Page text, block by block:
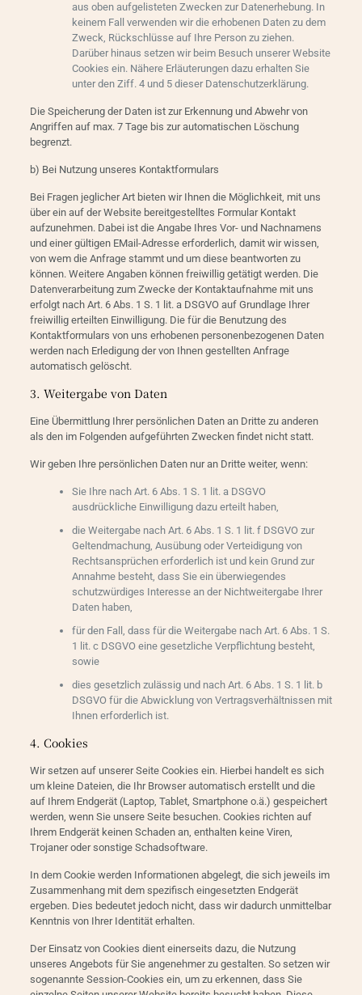
aus oben aufgelisteten Zwecken zur Datenerhebung. In
keinem Fall verwenden wir die erhobenen Daten zu dem
Zweck, Rückschlüsse auf Ihre Person zu ziehen.
Darüber hinaus setzen wir beim Besuch unserer Website
Cookies ein. Nähere Erläuterungen dazu erhalten Sie
unter den Ziff. 4 und 5 dieser Datenschutzerklärung.
Die Speicherung der Daten ist zur Erkennung und Abwehr von
Angriffen auf max. 7 Tage bis zur automatischen Löschung
begrenzt.
b) Bei Nutzung unseres Kontaktformulars
Bei Fragen jeglicher Art bieten wir Ihnen die Möglichkeit, mit uns
über ein auf der Website bereitgestelltes Formular Kontakt
aufzunehmen. Dabei ist die Angabe Ihres Vor- und Nachnamens
und einer gültigen EMail-Adresse erforderlich, damit wir wissen,
von wem die Anfrage stammt und um diese beantworten zu
können. Weitere Angaben können freiwillig getätigt werden. Die
Datenverarbeitung zum Zwecke der Kontaktaufnahme mit uns
erfolgt nach Art. 6 Abs. 1 S. 1 lit. a DSGVO auf Grundlage Ihrer
freiwillig erteilten Einwilligung. Die für die Benutzung des
Kontaktformulars von uns erhobenen personenbezogenen Daten
werden nach Erledigung der von Ihnen gestellten Anfrage
automatisch gelöscht.
3. Weitergabe von Daten
Eine Übermittlung Ihrer persönlichen Daten an Dritte zu anderen
als den im Folgenden aufgeführten Zwecken findet nicht statt.
Wir geben Ihre persönlichen Daten nur an Dritte weiter, wenn:
Sie Ihre nach Art. 6 Abs. 1 S. 1 lit. a DSGVO
ausdrückliche Einwilligung dazu erteilt haben,
die Weitergabe nach Art. 6 Abs. 1 S. 1 lit. f DSGVO zur
Geltendmachung, Ausübung oder Verteidigung von
Rechtsansprüchen erforderlich ist und kein Grund zur
Annahme besteht, dass Sie ein überwiegendes
schutzwürdiges Interesse an der Nichtweitergabe Ihrer
Daten haben,
für den Fall, dass für die Weitergabe nach Art. 6 Abs. 1 S.
1 lit. c DSGVO eine gesetzliche Verpflichtung besteht,
sowie
dies gesetzlich zulässig und nach Art. 6 Abs. 1 S. 1 lit. b
DSGVO für die Abwicklung von Vertragsverhältnissen mit
Ihnen erforderlich ist.
4. Cookies
Wir setzen auf unserer Seite Cookies ein. Hierbei handelt es sich
um kleine Dateien, die Ihr Browser automatisch erstellt und die
auf Ihrem Endgerät (Laptop, Tablet, Smartphone o.ä.) gespeichert
werden, wenn Sie unsere Seite besuchen. Cookies richten auf
Ihrem Endgerät keinen Schaden an, enthalten keine Viren,
Trojaner oder sonstige Schadsoftware.
In dem Cookie werden Informationen abgelegt, die sich jeweils im
Zusammenhang mit dem spezifisch eingesetzten Endgerät
ergeben. Dies bedeutet jedoch nicht, dass wir dadurch unmittelbar
Kenntnis von Ihrer Identität erhalten.
Der Einsatz von Cookies dient einerseits dazu, die Nutzung
unseres Angebots für Sie angenehmer zu gestalten. So setzen wir
sogenannte Session-Cookies ein, um zu erkennen, dass Sie